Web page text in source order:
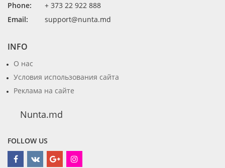
Phone:
+ 373 22 922 888
Email:
support@nunta.md
INFO
О нас
Условия использования сайта
Реклама на сайте
Nunta.md
FOLLOW US